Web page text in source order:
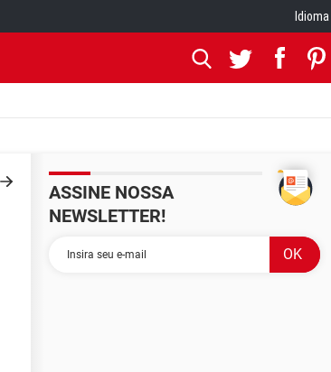
Idioma
ASSINE NOSSA
NEWSLETTER!